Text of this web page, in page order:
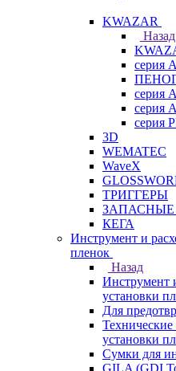
KWAZAR
Назад
серия
серия
серия
серия
3D
WEMATEC
WaveX
ТРИГГЕРЫ
ЗАПАСНЫЕ
КЕГА
Инструмент и
пленок
Назад
Инструмент
установки
Для
установки
Сумки для
GILA (GDI